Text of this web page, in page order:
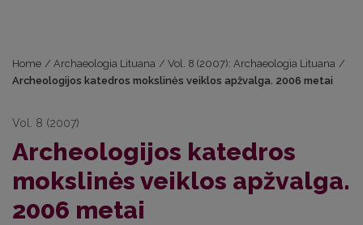
Home / Archaeologia Lituana / Vol. 8 (2007): Archaeologia Lituana /
Archeologijos katedros mokslinės veiklos apžvalga. 2006 metai
Vol. 8 (2007)
Archeologijos katedros
mokslinės veiklos apžvalga.
2006 metai